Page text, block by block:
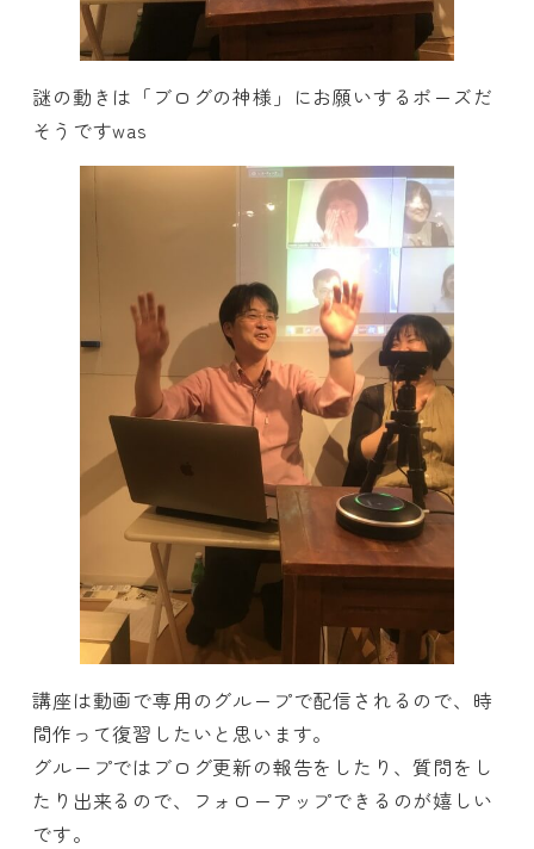
謎の動きは「ブログの神様」にお願いするポーズだ
そうですwas
講座は動画で専用のグループで配信されるので、時
間作って復習したいと思います。
グループではブログ更新の報告をしたり、質問をし
たり出来るので、フォローアップできるのが嬉しい
です。